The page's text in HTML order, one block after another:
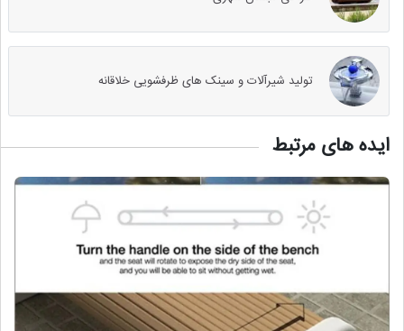
تولید شیرآلات و سینک های ظرفشویی خلاقانه
ایده های مرتبط